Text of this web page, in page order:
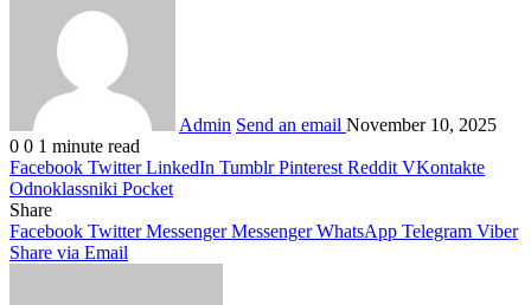
Admin Send an email November 10, 2025
0 0 1 minute read
Facebook Twitter LinkedIn Tumblr Pinterest Reddit VKontakte
Odnoklassniki Pocket
Share
Facebook Twitter Messenger Messenger WhatsApp Telegram Viber
Share via Email